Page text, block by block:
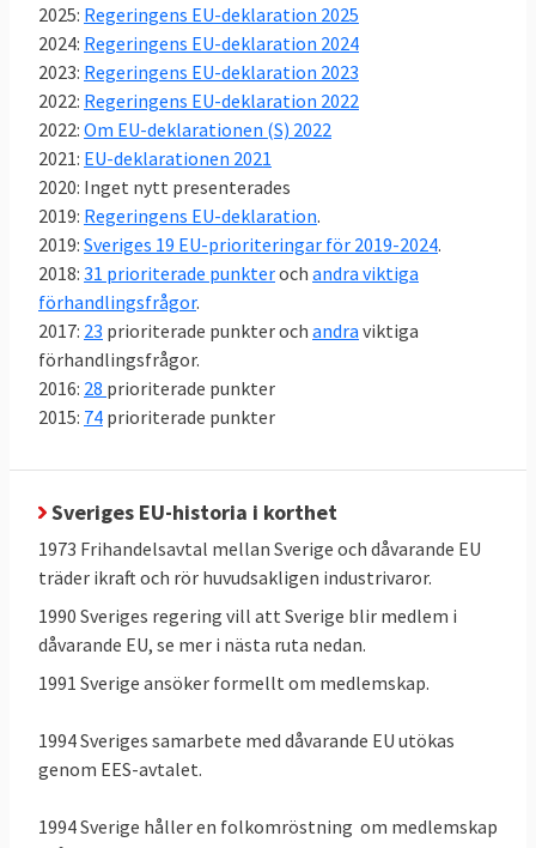
lagar
Mellan 2014 och 2023 antog EU-ländernas
regeringar i ministerrådet 734 lagar. EU-
ländernas regeringar, var oavsett politisk
färg, nästan alltid överens om nya EU-lagar.
Sverige röstade nej 14 gånger – knappt 2
procent av lagarna. I nästan 98 procent av
omröstningarna i EU röstade Sverige, efter
beslut i riksdagens EU-nämnd, ja till nya EU-
lagar. Läsmer om undersökningen.
2025: Regeringens EU-deklaration 2025
2024: Regeringens EU-deklaration 2024
2023: Regeringens EU-deklaration 2023
2022: Regeringens EU-deklaration 2022
2022: Om EU-deklarationen (S) 2022
2021: EU-deklarationen 2021
2020: Inget nytt presenterades
2019: Regeringens EU-deklaration.
2019: Sveriges 19 EU-prioriteringar för 2019-2024.
2018: 31 prioriterade punkteroch andra viktiga
förhandlingsfrågor.
2017: 23 prioriterade punkter och andra viktiga
förhandlingsfrågor.
2016: 28 prioriterade punkter
2015: 74 prioriterade punkter
Sveriges EU-historia i korthet
1973 Frihandelsavtal mellan Sverige och dåvarande EU
träder ikraft och rör huvudsakligen industrivaror.
1990 Sveriges regering vill att Sverige blir medlem i
dåvarande EU, se mer i nästa ruta nedan.
1991 Sverige ansöker formellt om medlemskap.
1994 Sveriges samarbete med dåvarande EU utökas
genom EES-avtalet.
1994 Sverige håller en folkomröstning om medlemskap